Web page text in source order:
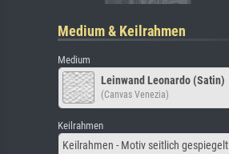
Medium & Keilrahmen
Medium
Leinwand Leonardo (Satin)
(Canvas Venezia)
Keilrahmen
Keilrahmen - Motiv seitlich gespiegelt